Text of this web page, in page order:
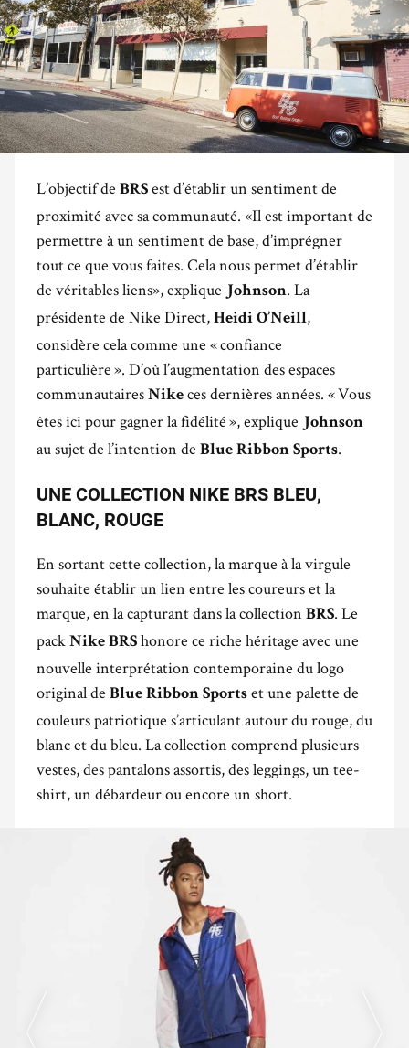
L’objectif de BRS est d’établir un sentiment de
proximité avec sa communauté. «Il est important de
permettre à un sentiment de base, d’imprégner
tout ce que vous faites. Cela nous permet d’établir
de véritables liens», explique Johnson. La
présidente de Nike Direct, Heidi O’Neill,
considère cela comme une « confiance
particulière ». D’où l’augmentation des espaces
communautaires Nike ces dernières années. « Vous
êtes ici pour gagner la fidélité », explique Johnson
au sujet de l’intention de Blue Ribbon Sports.
UNE COLLECTION NIKE BRS BLEU,
BLANC, ROUGE
En sortant cette collection, la marque à la virgule
souhaite établir un lien entre les coureurs et la
marque, en la capturant dans la collection BRS. Le
pack Nike BRS honore ce riche héritage avec une
nouvelle interprétation contemporaine du logo
original de Blue Ribbon Sports et une palette de
couleurs patriotique s’articulant autour du rouge, du
blanc et du bleu. La collection comprend plusieurs
vestes, des pantalons assortis, des leggings, un tee-
shirt, un débardeur ou encore un short.